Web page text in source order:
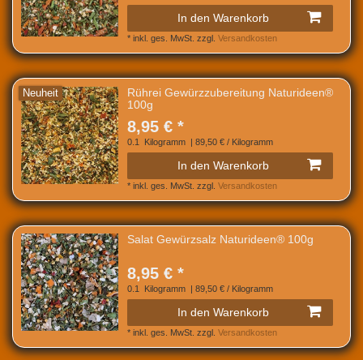
In den Warenkorb
* inkl. ges. MwSt. zzgl. Versandkosten
Neuheit
Rührei Gewürzzubereitung Naturideen®
100g
8,95 € *
0.1 Kilogramm | 89,50 € / Kilogramm
In den Warenkorb
* inkl. ges. MwSt. zzgl. Versandkosten
Salat Gewürzsalz Naturideen® 100g
8,95 € *
0.1 Kilogramm | 89,50 € / Kilogramm
In den Warenkorb
* inkl. ges. MwSt. zzgl. Versandkosten